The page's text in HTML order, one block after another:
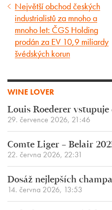
Předcházející
článek
Největší obchod českých
industrialistů za mnoho a
mnoho let: ČGS Holding
prodán za EV 10,9 miliardy
švédských korun
WINE LOVER
Louis Roederer
29. července 2026, 21:46
Comte Liger – Belair
22. června 2026, 22:31
Dosáž nejlepších
14. června 2026, 13:53